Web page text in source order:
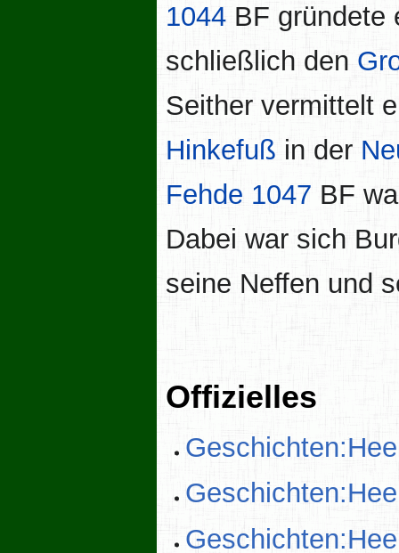
1044 BF gründete
schließlich den
Seither vermittelt
Hinkefuß in der
Fehde 1047 BF
Dabei war sich
seine Neffen und
Offizielles